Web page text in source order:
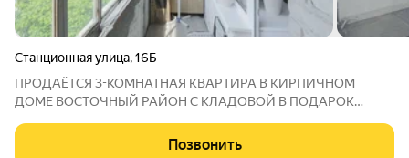
Станционная улица,16Б
ПРОДАЁТСЯ 3-КОМНАТНАЯ КВАРТИРА В КИРПИЧНОМ
ДОМЕ ВОСТОЧНЫЙ РАЙОН С КЛАДОВОЙ В ПОДАРОК
рядом (школа, сад, ТЦ). Въезжайте и живите ремонт уже
Позвонить